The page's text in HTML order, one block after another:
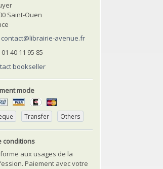
Saint-Ouen
contact@librairie-avenue.fr
01 40 11 95 85
bookseller
mode
Transfer Others
conditions
aux usages de la
Paiement avec votre